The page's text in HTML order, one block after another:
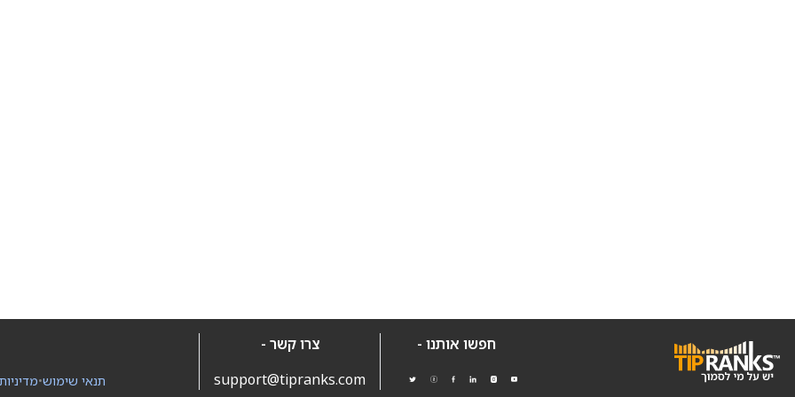
חפשו אותנו -
צרו קשר -
support@tipranks.com
•תנאי שימוש